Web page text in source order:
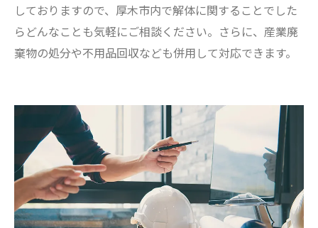
しておりますので、厚木市内で解体に関することでした
らどんなことも気軽にご相談ください。さらに、産業廃
棄物の処分や不用品回収なども併用して対応できます。